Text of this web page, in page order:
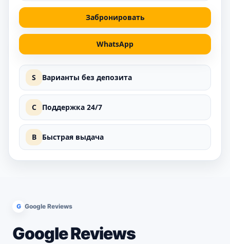
Забронировать
WhatsApp
S Варианты без депозита
C Поддержка 24/7
B Быстрая выдача
G Google Reviews
Google Reviews